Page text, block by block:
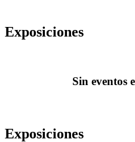
Exposiciones
Sin eventos
Exposiciones